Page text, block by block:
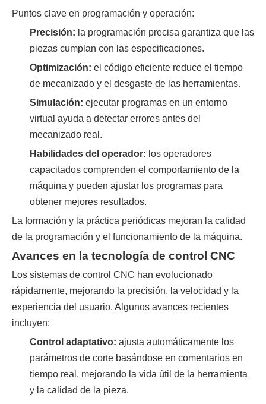
Puntos clave en programación y operación:
Precisión: la programación precisa garantiza que las
piezas cumplan con las especificaciones.
Optimización: el código eficiente reduce el tiempo
de mecanizado y el desgaste de las herramientas.
Simulación: ejecutar programas en un entorno
virtual ayuda a detectar errores antes del
mecanizado real.
Habilidades del operador: los operadores
capacitados comprenden el comportamiento de la
máquina y pueden ajustar los programas para
obtener mejores resultados.
La formación y la práctica periódicas mejoran la calidad
de la programación y el funcionamiento de la máquina.
Avances en la tecnología de control CNC
Los sistemas de control CNC han evolucionado
rápidamente, mejorando la precisión, la velocidad y la
experiencia del usuario. Algunos avances recientes
incluyen:
Control adaptativo: ajusta automáticamente los
parámetros de corte basándose en comentarios en
tiempo real, mejorando la vida útil de la herramienta
y la calidad de la pieza.